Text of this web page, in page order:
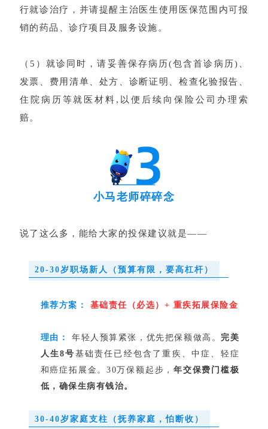
行就诊治疗，并请提醒主治医生使用医保范围内可报
销的药品、诊疗项目及服务设施。
（5）就诊同时，请妥善保存病历(包含首诊病历)、
发票、费用清单、处方、诊断证明、检查化验报告、
住院病历等就医材料,以便后续向保险公司办理索
赔。
小马老师碎碎念
说了这么多，能给大家的投保建议就是——
20-30岁职场新人（预算有限，要高杠杆）
推荐方案： 基础责任（必选）+ 重疾拓展保险金
理由： 年轻人预算紧张，优先把保额做高。 完美
人生8号 基础责任已经包含了重疾、中症、轻症
和癌症拓展金。30万保额起步，年交保费门槛极
低，确保生病有钱治。
30-40岁家庭支柱（抚养家庭，怕断收 ）